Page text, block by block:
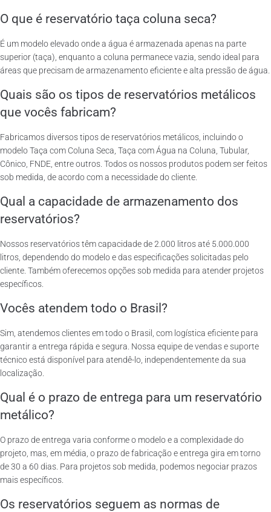
O que é reservatório taça coluna seca?
É um modelo elevado onde a água é armazenada apenas na parte
superior (taça), enquanto a coluna permanece vazia, sendo ideal para
áreas que precisam de armazenamento eficiente e alta pressão de água.
Quais são os tipos de reservatórios metálicos
que vocês fabricam?
Fabricamos diversos tipos de reservatórios metálicos, incluindo o
modelo Taça com Coluna Seca, Taça com Água na Coluna, Tubular,
Cônico, FNDE, entre outros. Todos os nossos produtos podem ser feitos
sob medida, de acordo com a necessidade do cliente.
Qual a capacidade de armazenamento dos
reservatórios?
Nossos reservatórios têm capacidade de 2.000 litros até 5.000.000
litros, dependendo do modelo e das especificações solicitadas pelo
cliente. Também oferecemos opções sob medida para atender projetos
específicos.
Vocês atendem todo o Brasil?
Sim, atendemos clientes em todo o Brasil, com logística eficiente para
garantir a entrega rápida e segura. Nossa equipe de vendas e suporte
técnico está disponível para atendê-lo, independentemente da sua
localização.
Qual é o prazo de entrega para um reservatório
metálico?
O prazo de entrega varia conforme o modelo e a complexidade do
projeto, mas, em média, o prazo de fabricação e entrega gira em torno
de 30 a 60 dias. Para projetos sob medida, podemos negociar prazos
mais específicos.
Os reservatórios seguem as normas de